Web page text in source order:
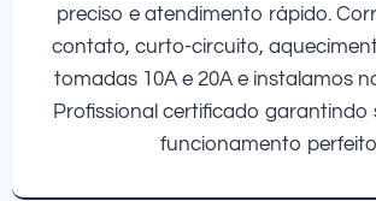
preciso e atendimento rápido.
contato, curto-circuito,
tomadas 10A e 20A e instalamos
Profissional certificado garantindo
funcionamento